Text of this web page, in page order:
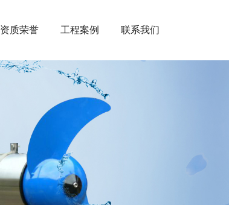
资质荣誉 工程案例 联系我们